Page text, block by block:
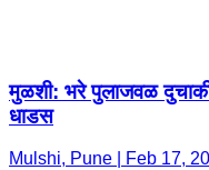
मुळशी: भरे पुलाजवळ
धाडस
Mulshi, Pune | Feb 17,